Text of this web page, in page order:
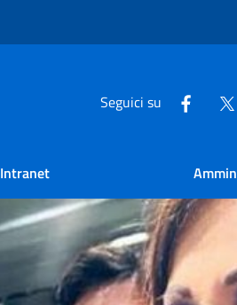
Seguici su
Intranet